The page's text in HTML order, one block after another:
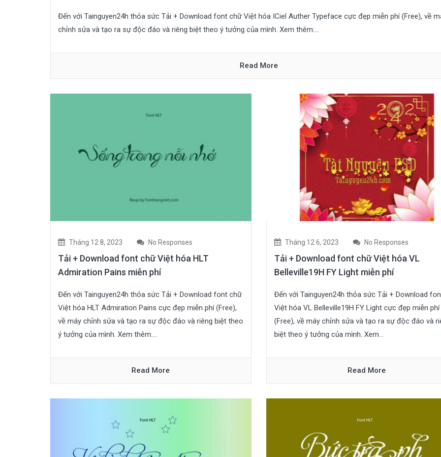
Đến với Tainguyen24h thỏa sức Tải + Download font chữ Việt hóa ICiel Auther Typeface cực đẹp miễn phí (Free), về
chỉnh sửa và tạo ra sự độc đáo và riêng biệt theo ý tưởng của mình. Xem thêm:...
Read More
Tháng 12 8, 2023 No Responses
Tải + Download font chữ Việt hóa HLT
Admiration Pains miễn phí
Đến với Tainguyen24h thỏa sức Tải + Download font chữ
Việt hóa HLT Admiration Pains cực đẹp miễn phí (Free),
về máy chỉnh sửa và tạo ra sự độc đáo và riêng biệt theo
ý tưởng của mình. Xem thêm:...
Read More
Tháng 12 6, 2023 No Responses
Tải + Download font chữ Việt hóa VL
Belleville19H FY Light miễn phí
Đến với Tainguyen24h thỏa sức Tải + Download
Việt hóa VL Belleville19H FY Light cực đẹp miễn phí
(Free), về máy chỉnh sửa và tạo ra sự độc đáo và
biệt theo ý tưởng của mình. Xem...
Read More